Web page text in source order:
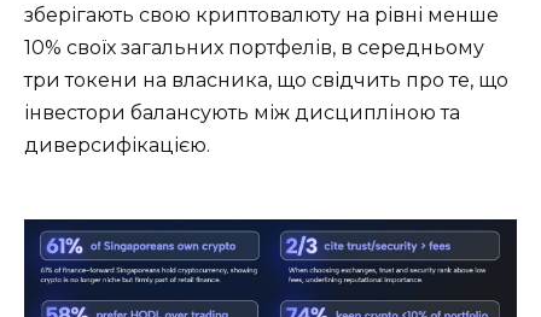
зберігають свою криптовалюту на рівні менше
10% своїх загальних портфелів, в середньому
три токени на власника, що свідчить про те, що
інвестори балансують між дисципліною та
диверсифікацією.